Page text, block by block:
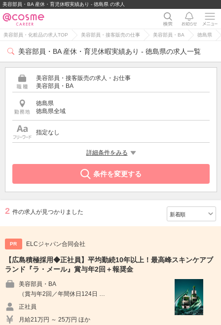
美容部員・BA 産休・育児休暇実績あり - 徳島県 の求人
美容部員・化粧品の求人TOP 美容部員・接客販売の仕事 美容部員・BA 徳島県
美容部員・BA 産休・育児休暇実績あり - 徳島県の求人一覧
美容部員・接客販売の求人・お仕事
美容部員・BA
徳島県
徳島県全域
指定なし
詳細条件をみる
条件を変更する
2 件の求人が見つかりました
PR ELCジャパン合同会社
【広島積極採用◆正社員】平均勤続10年以上！最高峰スキンケアブ
ランド『ラ・メール』賞与年2回＋報奨金
美容部員・BA
（賞与年2回／年間休日124日 …
正社員
月給21万円 ～ 25万円 ほか